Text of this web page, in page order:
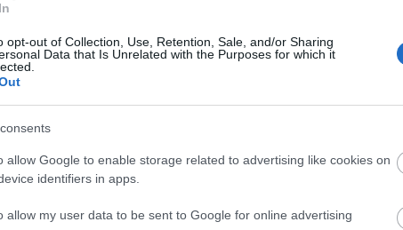
opt-out of Collection, Use, Retention, Sale, and/or Sharing
Data that Is Unrelated with the Purposes for which it
allow Google to enable storage related to advertising like cookies on
identifiers in apps.
allow my user data to be sent to Google for online advertising
de un cambio de sistema, pasando del 5-3-2 a
4-2.
para el partido contra el Villarreal de
portugués sufrió un golpe en las cervicales
descanso para que se recupere bien de cara
Tampoco han entrado en la convocatoria
Maxi, Gabriel y Lato, así como Yunus.